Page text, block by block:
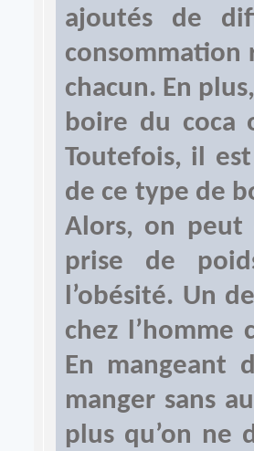
ajoutés de
consommation
chacun. En
boire du coca
Toutefois, il
de ce type de
Alors, on peut
prise de
l’obésité. Un
chez l’homme
En mangeant
manger sans
plus qu’on ne